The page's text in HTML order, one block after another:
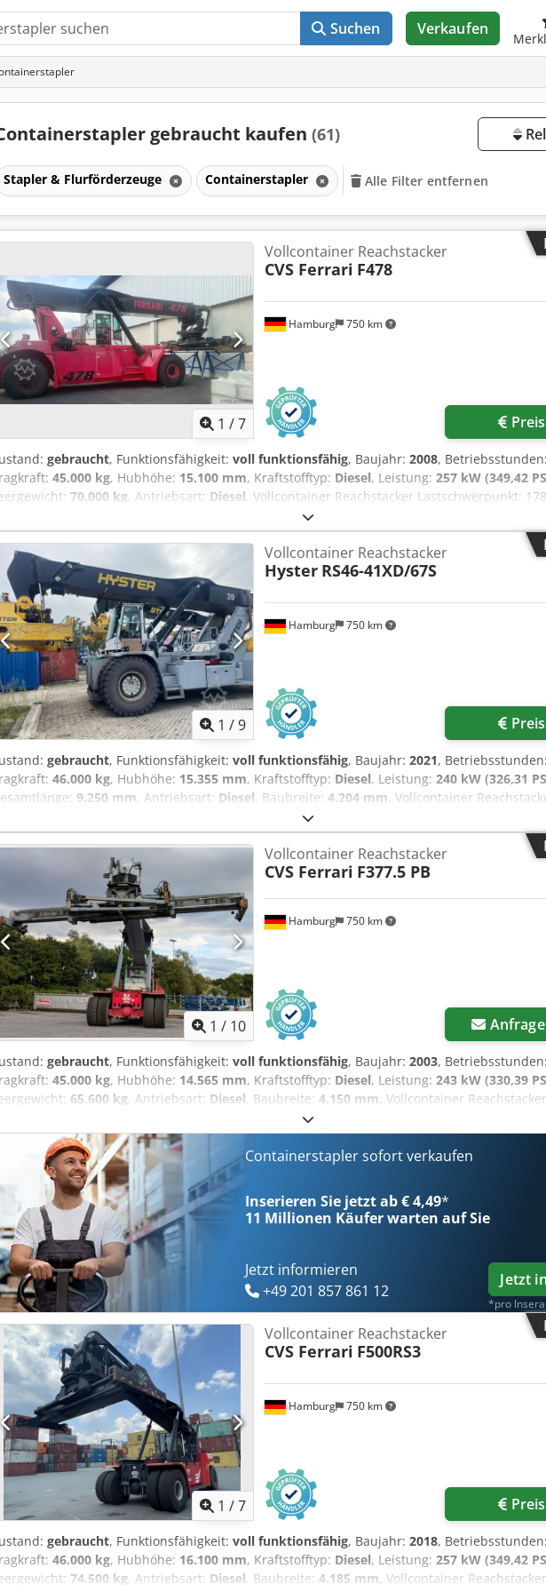
Suchen Verkaufen
gebraucht kaufen (61)
Stapler & Flurförderzeuge Containerstapler Alle Filter entfernen
1 /7
Hamburg 750 km
Vollcontainer Reachstacker
CVS Ferrari F478
gebraucht, Funktionsfähigkeit: voll funktionsfähig, Baujahr: 2008, Betriebsstunden:
45.000 kg, Hubhöhe: 15.100 mm, Kraftstofftyp: Diesel, Leistung: 257 kW (349,42
70.000 kg, Antriebsart: Diesel, Vollcontainer Reachstacker Lastschwerpunkt:
Dana TE32418 Zustand: Einsatzbereit und voll funktionsfähig Zustand Technisch: gut
18.00-25 Bereifung vorne Zustand: 60 - 80% Bereifung hinten Grösse: 18.00-25
Zustand: 40 - 60% Crsdezr Sp Sopfx Af Dsf EN: central greasing system, air-condition
control) DE: Zentralschmierung, elektronischer Klimaanlage
1 /9
Hamburg 750 km
Vollcontainer Reachstacker
Hyster RS46-41XD/67S
gebraucht, Funktionsfähigkeit: voll funktionsfähig, Baujahr: 2021, Betriebsstunden:
46.000 kg, Hubhöhe: 15.355 mm, Kraftstofftyp: Diesel, Leistung: 240 kW (326,31
9.250 mm, Antriebsart: Diesel, Baubreite: 4.204 mm, Vollcontainer
Aezhp Haef Djrf Lastschwerpunkt: 1865 Getriebe: Dana TE30 Zustand: Einsatzbereit und voll
Zustand Technisch: sehr gut Bereifung vorne Grösse: 18.00-33 Bereifung
Bereifung hinten Grösse: 18.00-33 Bereifung hinten Zustand: 80 - 100% EN: hydr.
increasing the capacity in the 3rd row from 21to to 30to, central greasing / DE: hydr.
Erhöhung der Tragkraft in der 3. Reihe von 21to auf 30to, Zentralschmieranlage
1 / 10
Hamburg 750 km
Vollcontainer Reachstacker
CVS Ferrari F377.5 PB
gebraucht, Funktionsfähigkeit: voll funktionsfähig, Baujahr: 2003, Betriebsstunden:
45.000 kg, Hubhöhe: 14.565 mm, Kraftstofftyp: Diesel, Leistung: 243 kW (330,39
65.600 kg, Antriebsart: Diesel, Baubreite: 4.150 mm, Vollcontainer
Clark 4-gear automatic Cjdpszr Sp Esfx Af Dorf Zustand: Einsatzbereit und voll funktionsfähig
gut Bereifung vorne Grösse: 18.00-25 Bereifung hinten Grösse: 18.00-25 piggy-
pileslope on spreader, hydr. sliding cabin Containerstapler sofort verkaufen
Inserieren Sie jetzt ab € 4,49*
11 Millionen Käufer warten auf Sie
Jetzt informieren
+49 201 857 861 12
Jetzt
*pro
1 /7
Hamburg 750 km
Vollcontainer Reachstacker
CVS Ferrari F500RS3
gebraucht, Funktionsfähigkeit: voll funktionsfähig, Baujahr: 2018, Betriebsstunden:
46.000 kg, Hubhöhe: 16.100 mm, Kraftstofftyp: Diesel, Leistung: 257 kW (349,42
74.500 kg, Antriebsart: Diesel, Baubreite: 4.185 mm, Vollcontainer Reachstacker